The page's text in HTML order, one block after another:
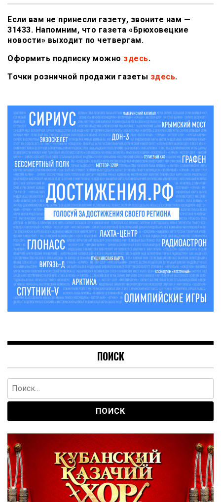
Если вам не принесли газету, звоните нам —
31433. Напомним, что газета «Брюховецкие
новости» выходит по четвергам.
Оформить подписку можно здесь.
Точки розничной продажи газеты здесь.
ПОИСК
Найти: